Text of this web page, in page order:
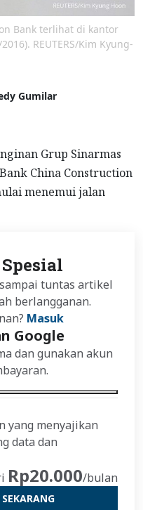
Bank terlihat di kantor
REUTERS/Kim Kyung-
Gumilar
Grup Sinarmas
China Construction
menemui jalan
tuntas artikel
berlangganan.
Masuk
Google
dan gunakan akun
yang menyajikan
data dan
Rp20.000/bulan